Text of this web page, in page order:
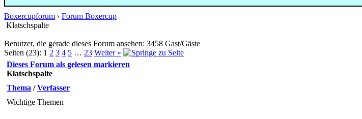
Boxercupforum › Forum Boxercup
Klatschspalte
Benutzer, die gerade dieses Forum ansehen: 3458 Gast/Gäste
Seiten (23): 1 2 3 4 5 … 23 Weiter »
Dieses Forum als gelesen markieren
Klatschspalte
Thema /Verfasser
Wichtige Themen